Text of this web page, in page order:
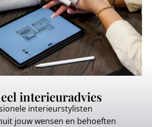
interieuradvies
interieurstylisten
jouw wensen en behoeften